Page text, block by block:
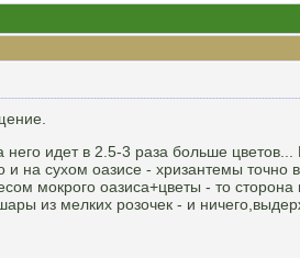
идет в 2.5-3 раза больше
на сухом оазисе - хризантемы точно
мокрого оазиса+цветы - то
из мелких розочек - и